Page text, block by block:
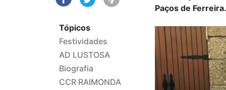
Tópicos
Festividades
AD LUSTOSA
Biografia
CCR RAIMONDA
Paços de Ferreira.